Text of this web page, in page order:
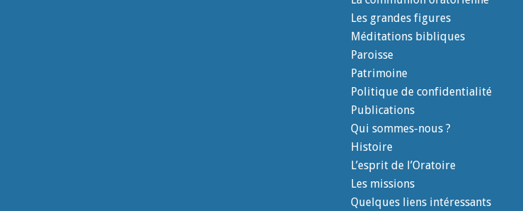
Les grandes figures
Méditations bibliques
Paroisse
Patrimoine
Politique de confidentialité
Publications
Qui sommes-nous ?
Histoire
L’esprit de l’Oratoire
Les missions
Quelques liens intéressants